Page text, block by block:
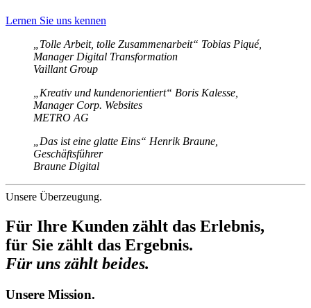
Lernen Sie uns kennen
„Tolle Arbeit, tolle Zusammenarbeit“ Tobias Piqué,
Manager Digital Transformation
Vaillant Group
„Kreativ und kundenorientiert“ Boris Kalesse,
Manager Corp. Websites
METRO AG
„Das ist eine glatte Eins“ Henrik Braune,
Geschäftsführer
Braune Digital
Unsere Überzeugung.
Für Ihre Kunden zählt das Erlebnis,
für Sie zählt das Ergebnis.
Für uns zählt beides.
Unsere Mission.